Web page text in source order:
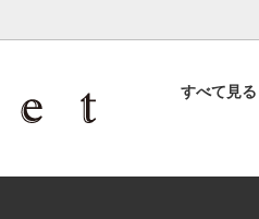
すべて見る